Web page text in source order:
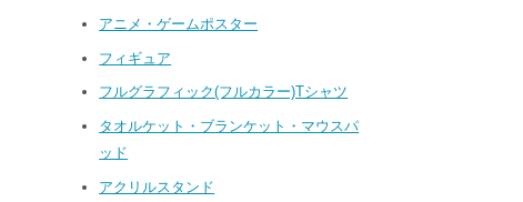
アニメ・ゲームポスター
フィギュア
フルグラフィック(フルカラー)Tシャツ
タオルケット・ブランケット・マウスパ
ッド
アクリルスタンド